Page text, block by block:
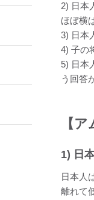
2) 日本
ほぼ横
3) 日本
4) 子の
5) 日本
う回答
【
1) 日
日本人
離れて